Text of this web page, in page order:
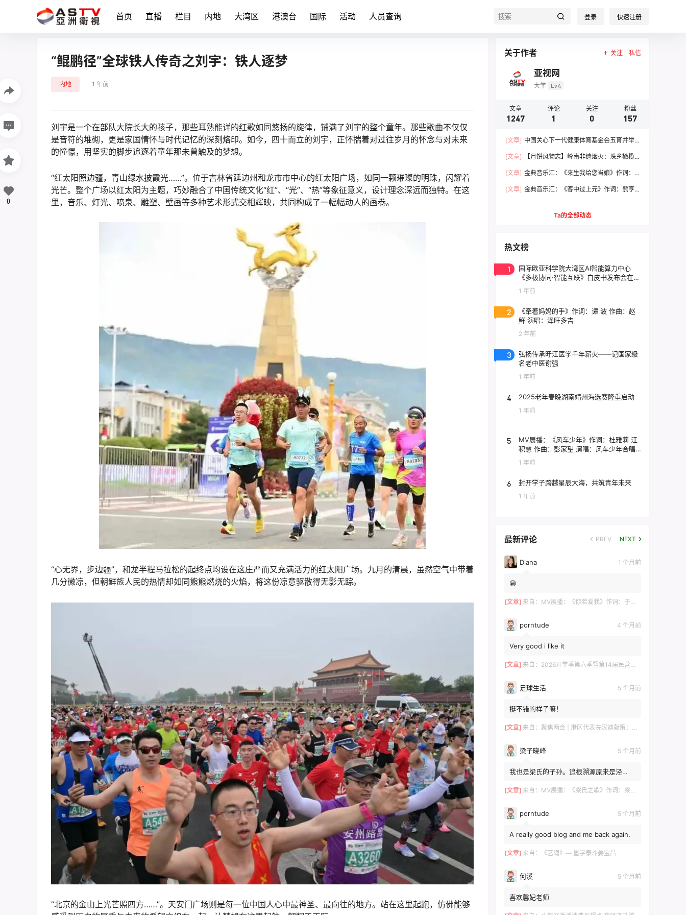
首页 直播 栏目 内地 大湾区 港澳台 国际 活动 人员查询 登录 快速注册
“鲲鹏径”全球铁人传奇之刘宇：铁人逐梦
内地 1 年前
刘宇是一个在部队大院长大的孩子，那些耳熟能详的红歌如同悠扬的旋律，铺满了刘宇的整个童年。那些歌曲不仅仅
是音符的堆砌，更是家国情怀与时代记忆的深刻烙印。如今，四十而立的刘宇，正怀揣着对过往岁月的怀念与对未来
的憧憬，用坚实的脚步追逐着童年那未曾触及的梦想。
“红太阳照边疆，青山绿水披霞光……”。位于吉林省延边州和龙市市中心的红太阳广场，如同一颗璀璨的明珠，闪耀着
光芒。整个广场以红太阳为主题，巧妙融合了中国传统文化“红”、“光”、“热”等象征意义，设计理念深远而独特。在这
里，音乐、灯光、喷泉、雕塑、壁画等多种艺术形式交相辉映，共同构成了一幅幅动人的画卷。
“心无界，步边疆”，和龙半程马拉松的起终点均设在这庄严而又充满活力的红太阳广场。九月的清晨，虽然空气中带着
几分微凉，但朝鲜族人民的热情却如同熊熊燃烧的火焰，将这份凉意驱散得无影无踪。
“北京的金山上光芒照四方……”。天安门广场则是每一位中国人心中最神圣、最向往的地方。站在这里起跑，仿佛能够
0
关于作者 关注 私信
亚视网
大学 Lv4
文章
1247
评论
1
关注
0
粉丝
157
[文章] 中国关心下一代健康体育基金会五育并举
[文章]
【月饼风物志】岭南非遗烟火：珠乡橄榄
[文章] 金典音乐汇：《来生我给您当娘》作词：
[文章] 金典音乐汇：《客中过上元》作词：熊亨
Ta的全部动态
热文榜
1
国际欧亚科学院大湾区AI智能算力中心
《多极协同·智能互联》白皮书发布会在东
莞云计算中心举行
1 年前
2
《牵着妈妈的手》作词：谭 波 作曲：赵
鲜 演唱：泽旺多吉
2 年前
3
弘扬传承旴江医学千年薪火——记国家级
名老中医谢强
1 年前
4 2025老年春晚湖南靖州海选赛隆重启动
1 年前
5
MV展播：《风车少年》作词：杜雅莉 江
积慧 作曲：彭家望 演唱：风车少年合唱
团
1 年前
6 封开学子跨越星辰大海，共筑青年未来
1 年前
最新评论 PREV NEXT
Diana 1 个月前
😁
[文章] 来自： MV展播：《你若爱我》作词：于术芹 作曲：高明军 演唱：于萌萌
porntude 4 个月前
Very good i like it
[文章] 来自： 2026开学季第六季暨第14届民营企业家论坛在长沙举行 ——700余位湘商共探“新机遇·新财富·新传承”
足球生活 5 个月前
挺不错的样子嘛！
[文章] 来自： 聚焦两会 | 港区代表冼汉迪献策：科技+文旅融合，绘就高质量发展新图景
梁子晓峰 5 个月前
我也是梁氏的子孙。追根溯源原来是泾
感觉是一个旁枝。泾川倒是...
[文章] 来自： MV展播：《梁氏之歌》作词：梁自然 梁敬岩 梁菊友 作曲：李红俊 梁敬岩 演唱：郝立勇
porntude 5 个月前
A really good blog and me back again.
[文章] 来自： 《艺魂》— 墨学泰斗姜宝昌
何溪 5 个月前
喜欢馨妃老师